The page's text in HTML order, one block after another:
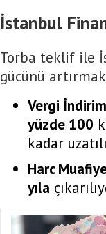
İstanbul
Torba teklif ile
gücünü
Vergi
yüzde 100
kadar
Harc
yıla